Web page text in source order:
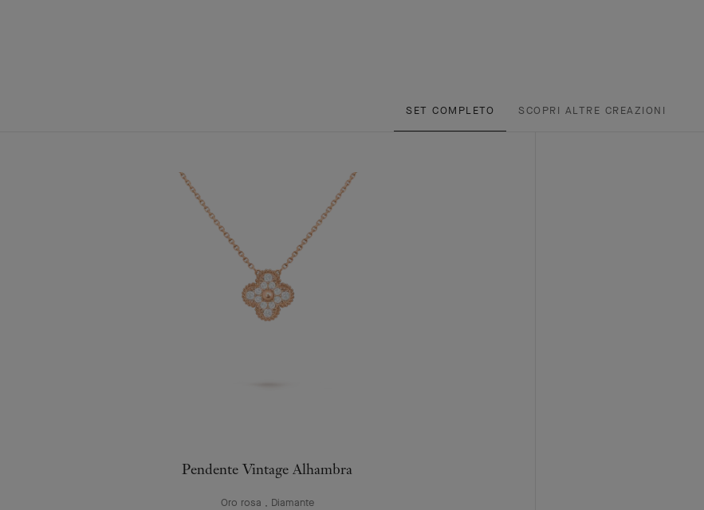
SET COMPLETO SCOPRI ALTRE CREAZIONI
Pendente Vintage Alhambra
Oro rosa , Diamante